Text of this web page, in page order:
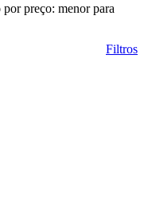
por preço: menor para
Filtros